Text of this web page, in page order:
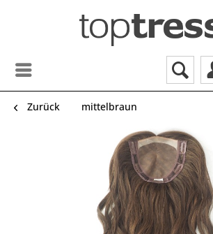
Zurück mittelbraun